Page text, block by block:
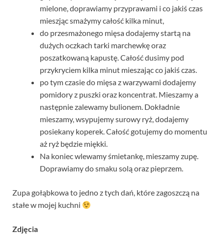
mielone, doprawiamy przyprawami i co jakiś czas
mieszjąc smażymy całość kilka minut,
do przesmażonego mięsa dodajemy startą na
dużych oczkach tarki marchewkę oraz
poszatkowaną kapustę. Całość dusimy pod
przykryciem kilka minut mieszając co jakiś czas.
po tym czasie do mięsa z warzywami dodajemy
pomidory z puszki oraz koncentrat. Mieszamy a
następnie zalewamy bulionem. Dokładnie
mieszamy, wsypujemy surowy ryż, dodajemy
posiekany koperek. Całość gotujemy do momentu
aż ryż będzie miękki.
Na koniec wlewamy śmietankę, mieszamy zupę.
Doprawiamy do smaku solą oraz pieprzem.
Zupa gołąbkowa to jedno z tych dań, które zagoszczą na
stałe w mojej kuchni
Zdjęcia